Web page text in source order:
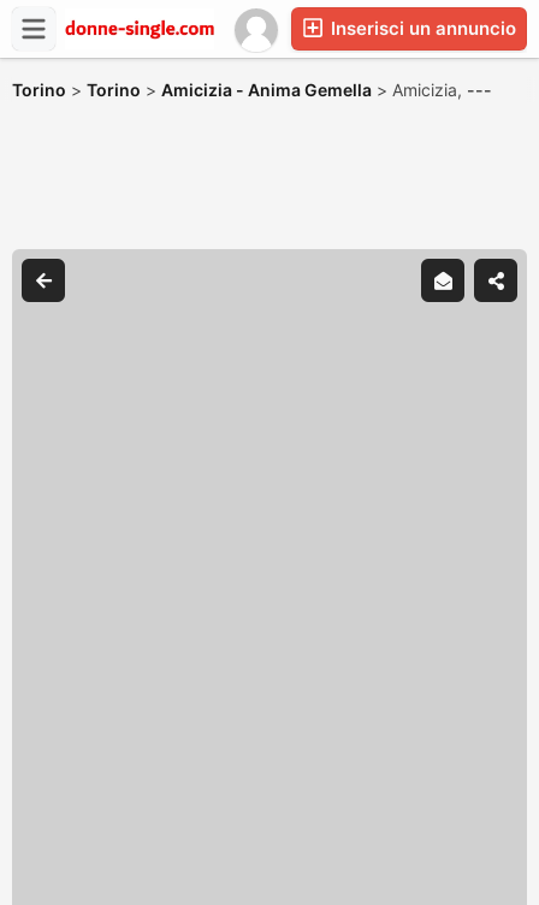
Inserisci un annuncio
Torino > Torino > Amicizia - Anima Gemella > Amicizia, ---